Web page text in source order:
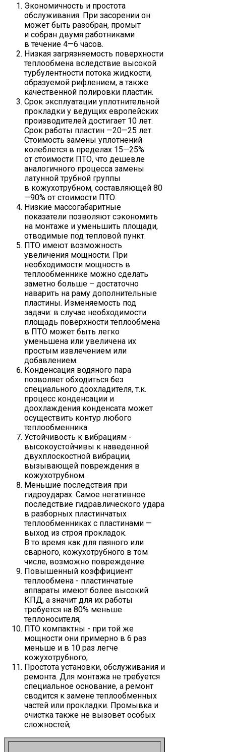
Экономичность и простота
обслуживания. При засорении он
может быть разобран, промыт
и собран двумя работниками
в течение 4—6 часов.
Низкая загрязняемость поверхности
теплообмена вследствие высокой
турбулентности потока жидкости,
образуемой рифлением, а также
качественной полировки пластин.
Срок эксплуатации уплотнительной
прокладки у ведущих европейских
производителей достигает 10 лет.
Срок работы пластин —20—25 лет.
Стоимость замены уплотнений
колеблется в пределах 15—25%
от стоимости ПТО, что дешевле
аналогичного процесса замены
латунной трубной группы
в кожухотрубном, составляющей 80
—90% от стоимости ПТО.
Низкие массогабаритные
показатели позволяют сэкономить
на монтаже и уменьшить площади,
отводимые под тепловой пункт.
ПТО имеют возможность
увеличения мощности. При
необходимости мощность в
теплообменнике можно сделать
заметно больше – достаточно
наварить на раму дополнительные
пластины. Изменяемость под
задачи: в случае необходимости
площадь поверхности теплообмена
в ПТО может быть легко
уменьшена или увеличена их
простым извлечением или
добавлением.
Конденсация водяного пара
позволяет обходиться без
специального доохладителя, т.к.
процесс конденсации и
доохлаждения конденсата может
осуществить контур любого
теплообменника.
Устойчивость к вибрациям -
высокоустойчивы к наведенной
двухплоскостной вибрации,
вызывающей повреждения в
кожухотрубном.
Меньшие последствия при
гидроударах. Самое негативное
последствие гидравлического удара
в разборных пластинчатых
теплообменниках с пластинами —
выход из строя прокладок.
В то время как для паяного или
сварного, кожухотрубного в том
числе, возможно повреждение.
Повышенный коэффициент
теплообмена - пластинчатые
аппараты имеют более высокий
КПД, а значит для их работы
требуется на 80% меньше
теплоносителя;
ПТО компактны - при той же
мощности они примерно в 6 раз
меньше и в 10 раз легче
кожухотрубного;
Простота установки, обслуживания и
ремонта. Для монтажа не требуется
специальное основание, а ремонт
сводится к замене теплообменных
частей или прокладки. Промывка и
очистка также не вызовет особых
сложностей;